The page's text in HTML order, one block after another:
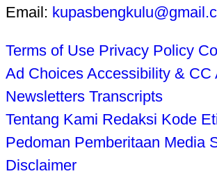
Email:
Terms of Use Privacy Policy
Ad Choices Accessibility & CC
Newsletters Transcripts
Tentang Kami Redaksi Kode
Pedoman Pemberitaan Media
Disclaimer